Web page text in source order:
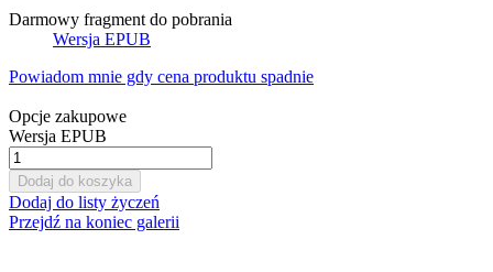
Darmowy fragment do pobrania
Wersja EPUB
Powiadom mnie gdy cena produktu spadnie
Opcje zakupowe
Wersja EPUB
Dodaj do koszyka
Dodaj do listy życzeń
Przejdź na koniec galerii